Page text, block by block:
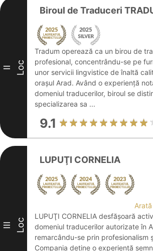
II Loc
Biroul de Traduceri
Tradum operează ca un birou de
profesional, concentrându-se pe
unor servicii lingvistice de înaltă
orașul Arad. Având o experiență
domeniul traducerilor, biroul se
specializarea sa ...
9.1
III Loc
LUPUŢI CORNELIA
LUPUŢI CORNELIA desfășoară
domeniul traducerilor autorizate în
remarcându-se prin profesionalism
Compania deține o experiență